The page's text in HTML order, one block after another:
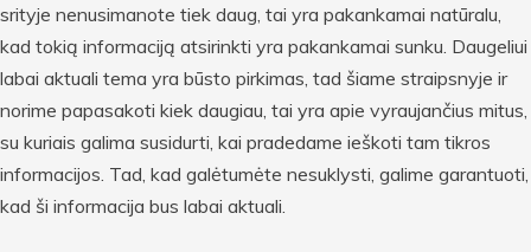
srityje nenusimanote tiek daug, tai yra pakankamai natūralu,
kad tokią informaciją atsirinkti yra pakankamai sunku. Daugeliui
labai aktuali tema yra būsto pirkimas, tad šiame straipsnyje ir
norime papasakoti kiek daugiau, tai yra apie vyraujančius mitus,
su kuriais galima susidurti, kai pradedame ieškoti tam tikros
informacijos. Tad, kad galėtumėte nesuklysti, galime garantuoti,
kad ši informacija bus labai aktuali.